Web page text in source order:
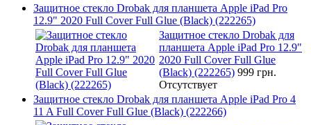
Защитное стекло Drobak для планшета Apple iPad Pro
12.9" 2020 Full Cover Full Glue (Black) (222265)
Защитное стекло Drobak для
планшета Apple iPad Pro 12.9"
2020 Full Cover Full Glue
(Black) (222265) 999 грн.
Отсутствует
Защитное стекло Drobak для планшета Apple iPad Pro 4
11 A Full Cover Full Glue (Black) (222266)